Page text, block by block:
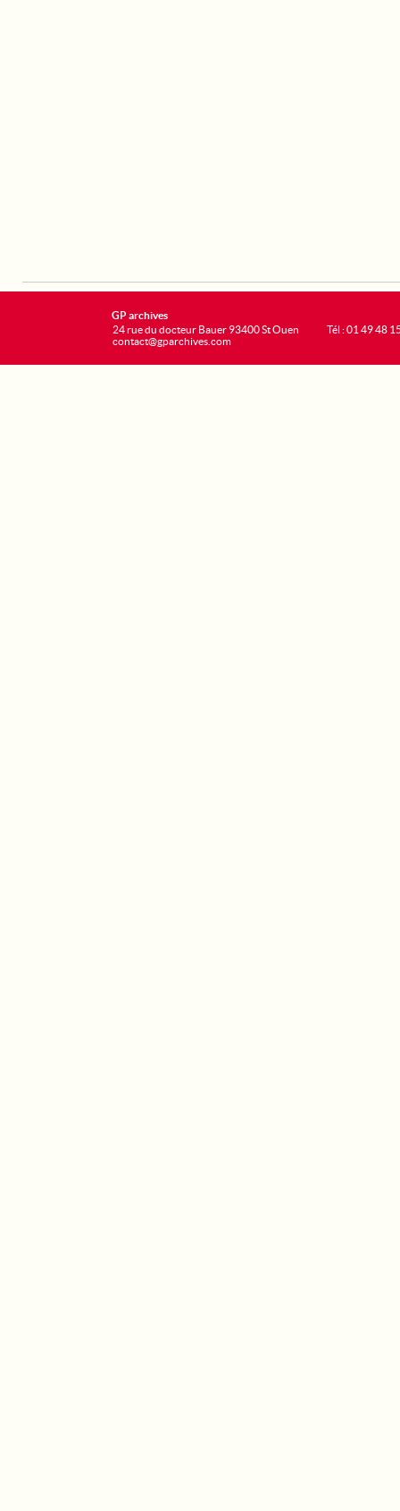
GP archives
24 rue du docteur Bauer 93400 St Ouen
contact@gparchives.com
Tél : 01 49 48